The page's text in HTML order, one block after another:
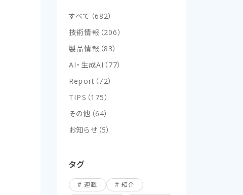
すべて （682）
技術情報 （206）
製品情報 （83）
AI・生成AI （77）
Report （72）
TIPS （175）
その他 （64）
お知らせ （5）
タグ
連載
紹介